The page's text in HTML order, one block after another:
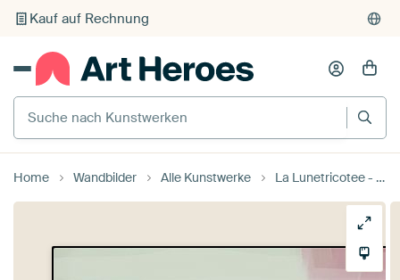
Suche nach Kunstwerken
Home Wandbilder Alle Kunstwerke La Lunetricotee - Abstrakte Landschaft